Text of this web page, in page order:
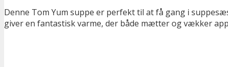
Denne Tom Yum suppe er perfekt til at få gang i
giver en fantastisk varme, der både mætter og vækker